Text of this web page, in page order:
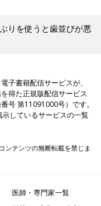
りを使うと歯並びが悪
子書籍配信サービスが、
得た正規版配信サービス
号 第11091000号）です。
示しているサービスの一覧
ンテンツの無断転載を禁じま
医師・専門家一覧